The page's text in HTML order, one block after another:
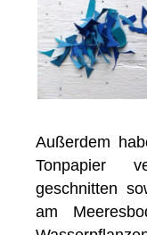
Außerdem
Tonpapier
geschnitten
am